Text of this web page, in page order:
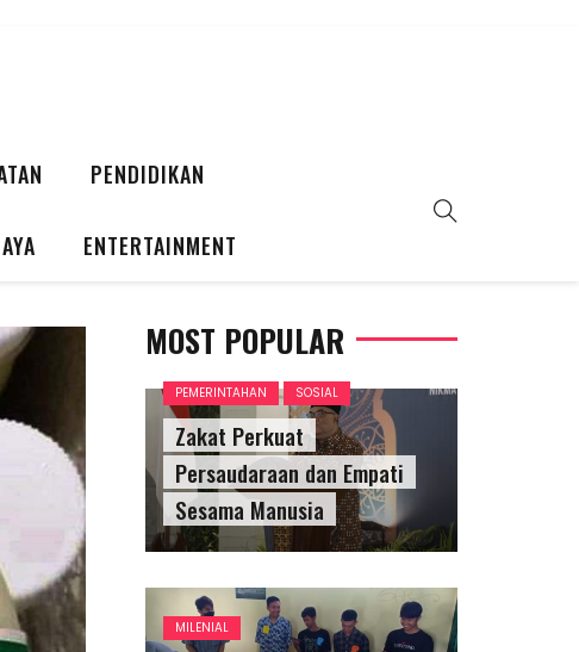
PENDIDIKAN
ENTERTAINMENT
MOST POPULAR
PEMERINTAHAN SOSIAL
Zakat Perkuat
Persaudaraan dan Empati
Sesama Manusia
MILENIAL